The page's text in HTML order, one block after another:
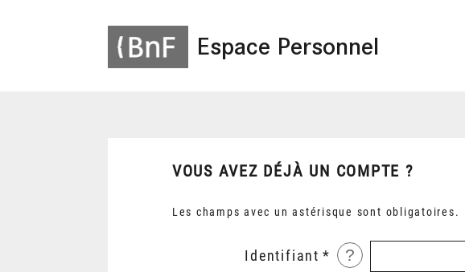
Espace Personnel
VOUS AVEZ DÉJÀ UN COMPTE ?
Les champs avec un astérisque sont obligatoires.
Identifiant ?